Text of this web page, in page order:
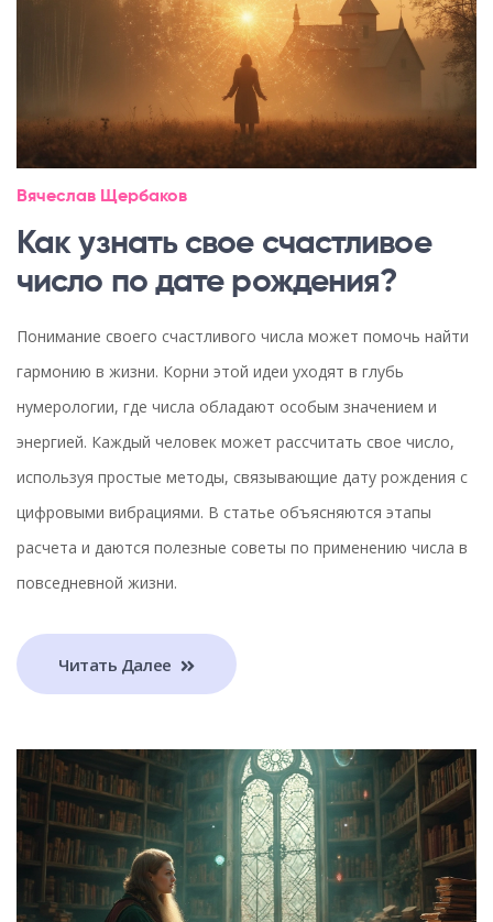
Вячеслав Щербаков
Как узнать свое счастливое
число по дате рождения?
Понимание своего счастливого числа может помочь найти
гармонию в жизни. Корни этой идеи уходят в глубь
нумерологии, где числа обладают особым значением и
энергией. Каждый человек может рассчитать свое число,
используя простые методы, связывающие дату рождения с
цифровыми вибрациями. В статье объясняются этапы
расчета и даются полезные советы по применению числа в
повседневной жизни.
Читать Далее